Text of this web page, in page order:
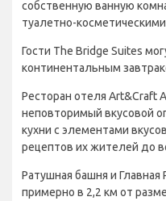
собственную ванную
туалетно-
Гости The Bridge Suites
континентальным
Ресторан отеля Art&Craft
неповторимый вкусовой
кухни с элементами
рецептов их жителей до
Ратушная башня и
примерно в 2,2 км от